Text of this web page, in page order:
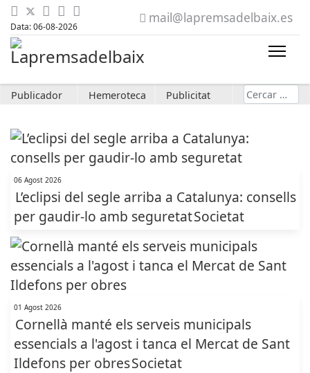
Data: 06-08-2026
mail@lapremsadelbaix.es
Publicador Hemeroteca Publicitat Cerca
06 Agost 2026
L’eclipsi del segle arriba a Catalunya: consells
per gaudir-lo amb seguretatSocietat
01 Agost 2026
Cornellà manté els serveis municipals
essencials a l'agost i tanca el Mercat de Sant
Ildefons per obresSocietat